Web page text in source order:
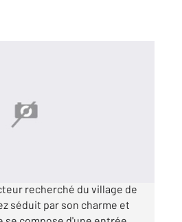
€
recherché du village de
séduit par son charme et